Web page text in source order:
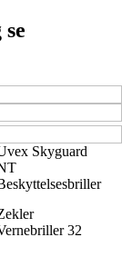
Skyguard
32